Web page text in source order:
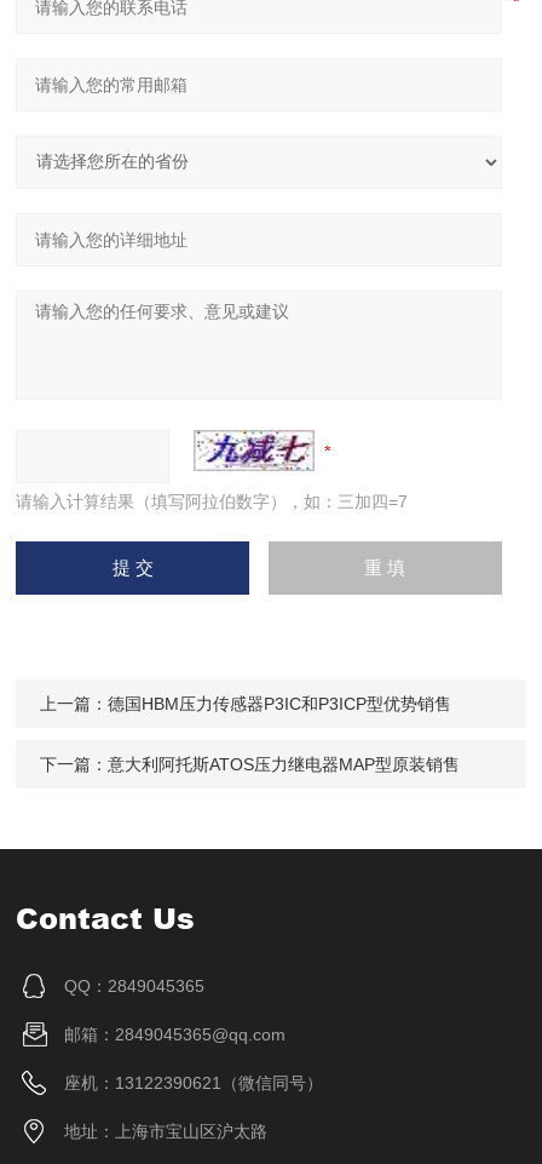
请输入计算结果（填写阿拉伯数字），如：三加四=7
上一篇：德国HBM压力传感器P3IC和P3ICP型优势销售
下一篇：意大利阿托斯ATOS压力继电器MAP型原装销售
Contact Us
QQ：2849045365
邮箱：2849045365@qq.com
座机：13122390621（微信同号）
地址：上海市宝山区沪太路